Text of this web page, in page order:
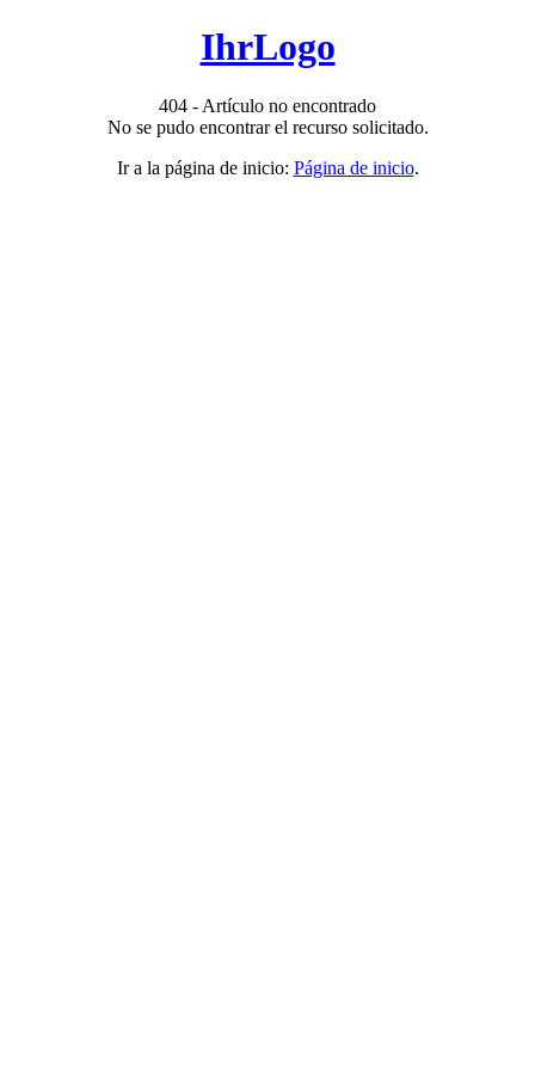
IhrLogo
404 - Artículo no encontrado
No se pudo encontrar el recurso solicitado.
Ir a la página de inicio: Página de inicio.